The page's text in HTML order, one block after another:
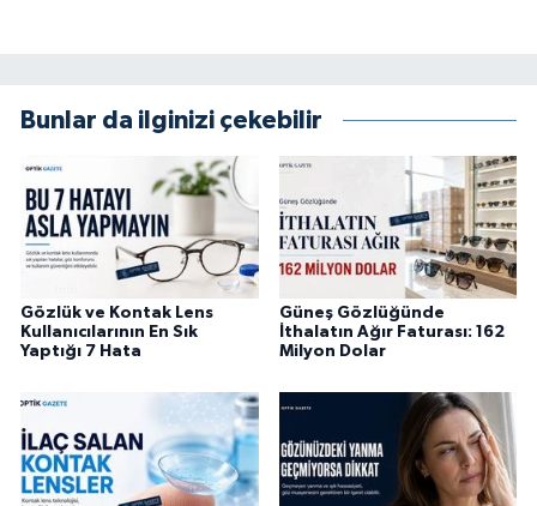
Bunlar da ilginizi çekebilir
Gözlük ve Kontak Lens
Kullanıcılarının En Sık
Yaptığı 7 Hata
Güneş Gözlüğünde
İthalatın Ağır Faturası: 162
Milyon Dolar